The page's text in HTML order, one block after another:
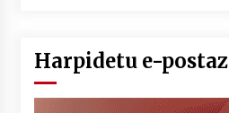
Harpidetu e-postaz